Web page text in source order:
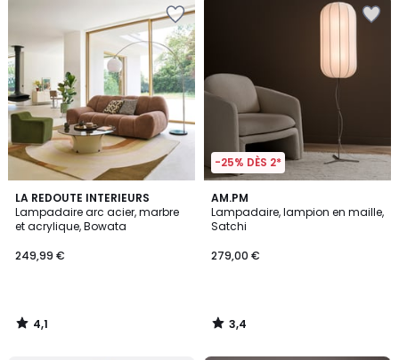
LA REDOUTE INTERIEURS
Lampadaire arc acier, marbre
et acrylique, Bowata
249,99 €
4,1
/ 5
4,1
/
-25% DÈS 2*
AM.PM
Lampadaire, lampion en maille,
Satchi
279,00 €
3,4
/ 5
3,4
/